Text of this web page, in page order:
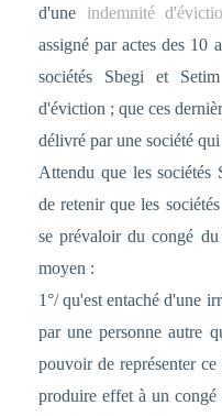
d'une indemnité
assigné par actes des 10
sociétés Sbegi et
d'éviction ; que ces
délivré par une société
Attendu que les
de retenir que les
se prévaloir du congé
moyen :
1°/ qu'est entaché d'une
par une personne autre
pouvoir de représenter
produire effet à un congé